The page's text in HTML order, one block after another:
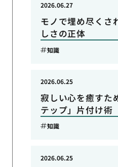
モノで埋め尽くさ
しさの正体
2026.06.27
知識
寂しい心を癒すた
テップ」片付け術
2026.06.25
知識
2026.06.25